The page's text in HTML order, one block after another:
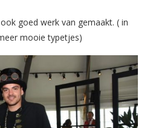
goed werk van gemaakt. ( in
mooie typetjes)